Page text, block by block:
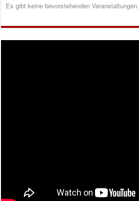
Es gibt keine bevorstehenden Veranstaltungen.